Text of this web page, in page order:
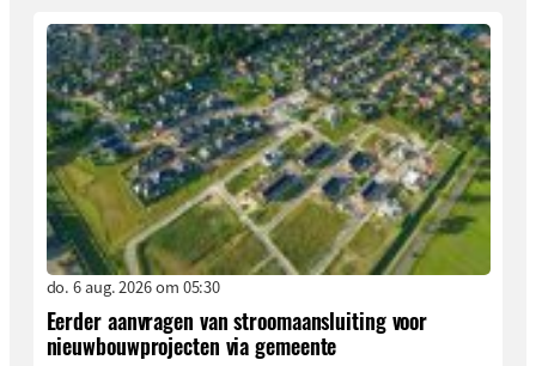
do. 6 aug. 2026 om 05:30
Eerder aanvragen van stroomaansluiting voor
nieuwbouwprojecten via gemeente